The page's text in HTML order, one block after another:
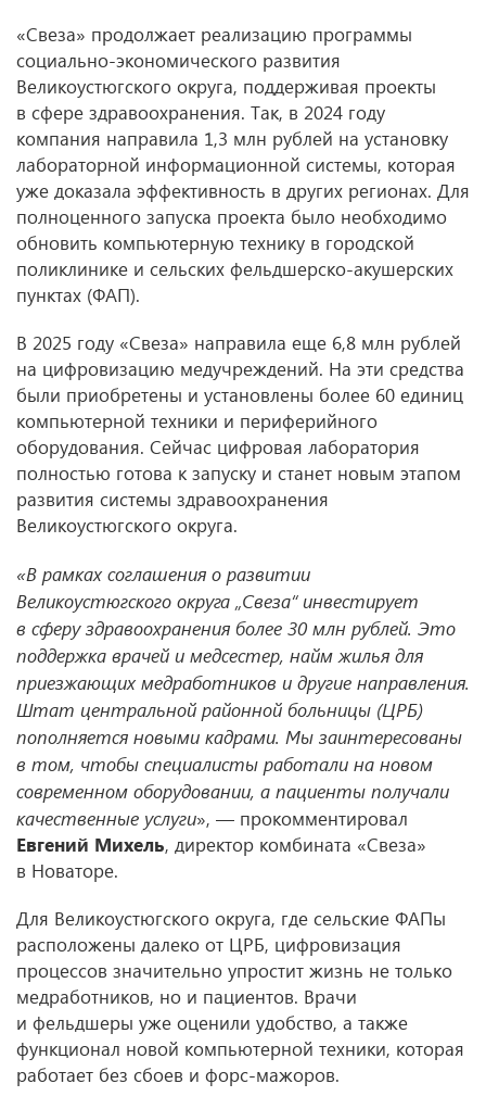
«Свеза» продолжает реализацию программы
социально-экономического развития
Великоустюгского округа, поддерживая проекты
в сфере здравоохранения. Так, в 2024 году
компания направила 1,3 млн рублей на установку
лабораторной информационной системы, которая
уже доказала эффективность в других регионах. Для
полноценного запуска проекта было необходимо
обновить компьютерную технику в городской
поликлинике и сельских фельдшерско-акушерских
пунктах (ФАП).
В 2025 году «Свеза» направила еще 6,8 млн рублей
на цифровизацию медучреждений. На эти средства
были приобретены и установлены более 60 единиц
компьютерной техники и периферийного
оборудования. Сейчас цифровая лаборатория
полностью готова к запуску и станет новым этапом
развития системы здравоохранения
Великоустюгского округа.
«В рамках соглашения о развитии
Великоустюгского округа „Свеза“ инвестирует
в сферу здравоохранения более 30 млн рублей. Это
поддержка врачей и медсестер, найм жилья для
приезжающих медработников и другие направления.
Штат центральной районной больницы (ЦРБ)
пополняется новыми кадрами. Мы заинтересованы
в том, чтобы специалисты работали на новом
современном оборудовании, а пациенты получали
качественные услуги», — прокомментировал
Евгений Михель, директор комбината «Свеза»
в Новаторе.
Для Великоустюгского округа, где сельские ФАПы
расположены далеко от ЦРБ, цифровизация
процессов значительно упростит жизнь не только
медработников, но и пациентов. Врачи
и фельдшеры уже оценили удобство, а также
функционал новой компьютерной техники, которая
работает без сбоев и форс-мажоров.